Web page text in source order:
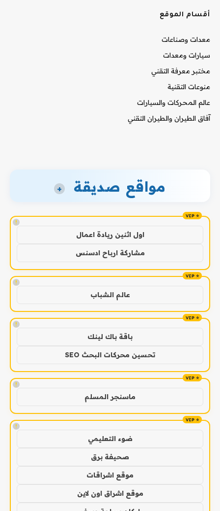
أقسام الموقع
معدات وصناعات
سيارات ومعدات
مختبر معرفة التقني
منوعات التقنية
عالم المحركات والسيارات
آفاق الطيران والطيران التقني
مواقع صديقة +
!
اول اثنين ريادة اعمال
مشاركة ارباح ادسنس
!
عالم الشباب
!
باقة باك لينك
تحسين محركات البحث SEO
!
ماسنجر المسلم
!
ضوء التعليمي
صحيفة برق
موقع اشراقات
موقع اشراق اون لاين